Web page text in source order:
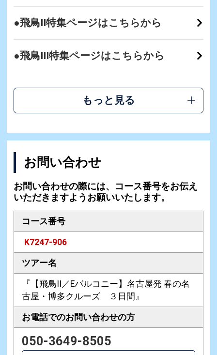
●飛鳥II特集ページはこちらから
●飛鳥III特集ページはこちらから
もっと見る
お問い合わせ
お問い合わせの際には、コース番号をお伝え
いただきますようお願いいたします。
コース番号
K7247-906
ツアー名
『【飛鳥II／Eバルコニー】名古屋発 春の名
古屋・博多クルーズ ３日間』
お電話でのお問い合わせの方
050-3649-8505